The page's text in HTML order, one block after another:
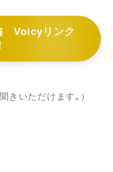
Voicyリンク
きいただけます｡）